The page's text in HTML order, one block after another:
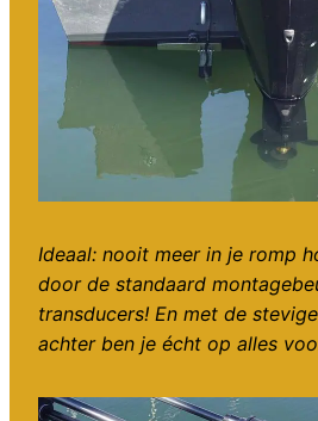
Ideaal: nooit meer in je romp
door de standaard
transducers! En met de
achter ben je écht op alles